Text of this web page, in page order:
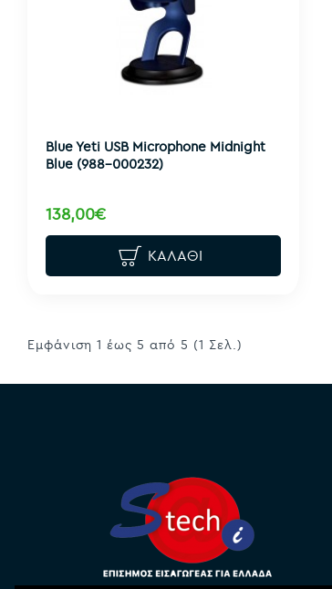
Blue Yeti USB Microphone Midnight
Blue (988-000232)
138,00€
ΚΑΛΆΘΙ
Εμφάνιση 1 έως 5 από 5 (1 Σελ.)